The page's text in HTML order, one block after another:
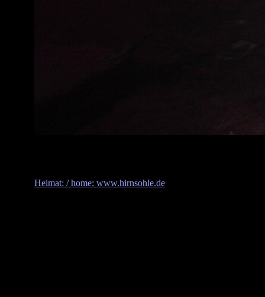
Heimat: / home: www.hirnsohle.de